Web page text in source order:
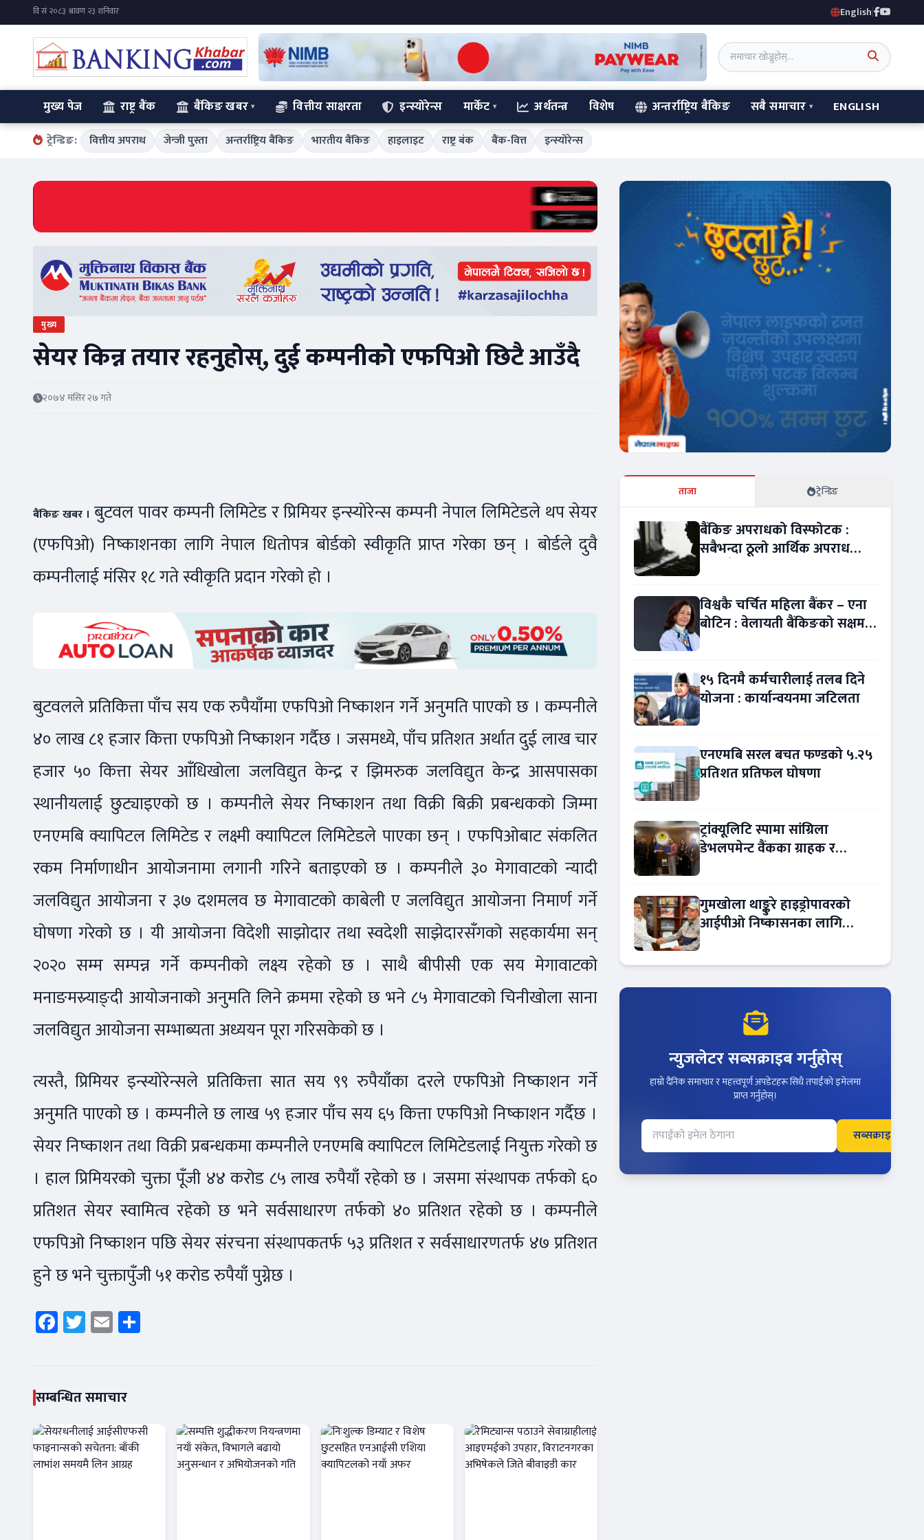
English|
मुख्य पेज राष्ट्र बैंक बैंकिङ खबर वित्तीय साक्षरता इन्स्योरेन्स मार्केट अर्थतन्त्र विशेष अन्तर्राष्ट्रिय बैंकिङ सबै समाचार ENGLISH
ट्रेन्डिङ: वित्तीय अपराध जेन्जी पुस्ता अन्तर्राष्ट्रिय बैंकिङ भारतीय बैंकिङ हाइलाइट राष्ट्र बंक बैंक-वित्त इन्स्योरेन्स
मुख्य
सेयर किन्न तयार रहनुहोस्, दुई कम्पनीको एफपिओ छिटै आउँदै
२०७४ मंसिर २७ गते
बैंकिङ खबर । बुटवल पावर कम्पनी लिमिटेड र प्रिमियर इन्स्योरेन्स कम्पनी नेपाल लिमिटेडले थप सेयर
(एफपिओ) निष्काशनका लागि नेपाल धितोपत्र बोर्डको स्वीकृति प्राप्त गरेका छन् । बोर्डले दुवै
कम्पनीलाई मंसिर १८ गते स्वीकृति प्रदान गरेको हो ।
बुटवलले प्रतिकित्ता पाँच सय एक रुपैयाँमा एफपिओ निष्काशन गर्ने अनुमति पाएको छ । कम्पनीले
४० लाख ८१ हजार कित्ता एफपिओ निष्काशन गर्दैछ । जसमध्ये, पाँच प्रतिशत अर्थात दुई लाख चार
हजार ५० कित्ता सेयर आँधिखोला जलविद्युत केन्द्र र झिमरुक जलविद्युत केन्द्र आसपासका
स्थानीयलाई छुट्याइएको छ । कम्पनीले सेयर निष्काशन तथा विक्री बिक्री प्रबन्धकको जिम्मा
एनएमबि क्यापिटल लिमिटेड र लक्ष्मी क्यापिटल लिमिटेडले पाएका छन् । एफपिओबाट संकलित
रकम निर्माणाधीन आयोजनामा लगानी गरिने बताइएको छ । कम्पनीले ३० मेगावाटको न्यादी
जलविद्युत आयोजना र ३७ दशमलव छ मेगावाटको काबेली ए जलविद्युत आयोजना निमार्ण गर्ने
घोषणा गरेको छ । यी आयोजना विदेशी साझोदार तथा स्वदेशी साझेदारसँगको सहकार्यमा सन्
२०२० सम्म सम्पन्न गर्ने कम्पनीको लक्ष्य रहेको छ । साथै बीपीसी एक सय मेगावाटको
मनाङमस्र्याङ्दी आयोजनाको अनुमति लिने क्रममा रहेको छ भने ८५ मेगावाटको चिनीखोला साना
जलविद्युत आयोजना सम्भाब्यता अध्ययन पूरा गरिसकेको छ ।
त्यस्तै, प्रिमियर इन्स्योरेन्सले प्रतिकित्ता सात सय ९९ रुपैयाँका दरले एफपिओ निष्काशन गर्ने
अनुमति पाएको छ । कम्पनीले छ लाख ५९ हजार पाँच सय ६५ कित्ता एफपिओ निष्काशन गर्दैछ ।
सेयर निष्काशन तथा विक्री प्रबन्धकमा कम्पनीले एनएमबि क्यापिटल लिमिटेडलाई नियुक्त गरेको छ
। हाल प्रिमियरको चुक्ता पूँजी ४४ करोड ८५ लाख रुपैयाँ रहेको छ । जसमा संस्थापक तर्फको ६०
प्रतिशत सेयर स्वामित्व रहेको छ भने सर्वसाधारण तर्फको ४० प्रतिशत रहेको छ । कम्पनीले
एफपिओ निष्काशन पछि सेयर संरचना संस्थापकतर्फ ५३ प्रतिशत र सर्वसाधारणतर्फ ४७ प्रतिशत
हुने छ भने चुक्तापुँजी ५१ करोड रुपैयाँ पुग्नेछ ।
Facebook
Twitter
Email
सम्बन्धित समाचार
ताजा ट्रेन्डिङ
बैंकिङ अपराधको विस्फोटक :
सबैभन्दा ठूलो आर्थिक अपराध
विश्वकै चर्चित महिला बैंकर – एना
बोटिन : वेलायती बैंकिङको सक्षम
१५ दिनमै कर्मचारीलाई तलब दिने
योजना : कार्यान्वयनमा जटिलता
एनएमबि सरल बचत फण्डको ५.२५
प्रतिशत प्रतिफल घोषणा
ट्रांक्यूलिटि स्पामा सांग्रिला
डेभलपमेन्ट वैंकका ग्राहक र
गुमखोला थाङ्कुरे हाइड्रोपावरको
आईपीओ निष्कासनका लागि
न्युजलेटर सब्सक्राइब गर्नुहोस्
हाम्रो दैनिक समाचार र महत्त्वपूर्ण अपडेटहरू सिधै तपाईंको इमेलमा
प्राप्त गर्नुहोस्।
सब्सक्राइब